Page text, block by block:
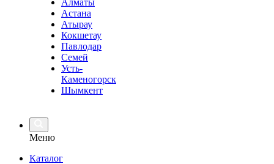
Алматы
Астана
Атырау
Кокшетау
Павлодар
Семей
Усть-
Каменогорск
Шымкент
Меню
Каталог